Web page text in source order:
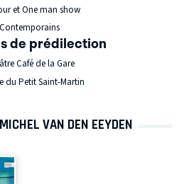
et One man show
Contemporains
de prédilection
Café de la Gare
du Petit Saint-Martin
VAN DEN EEYDEN